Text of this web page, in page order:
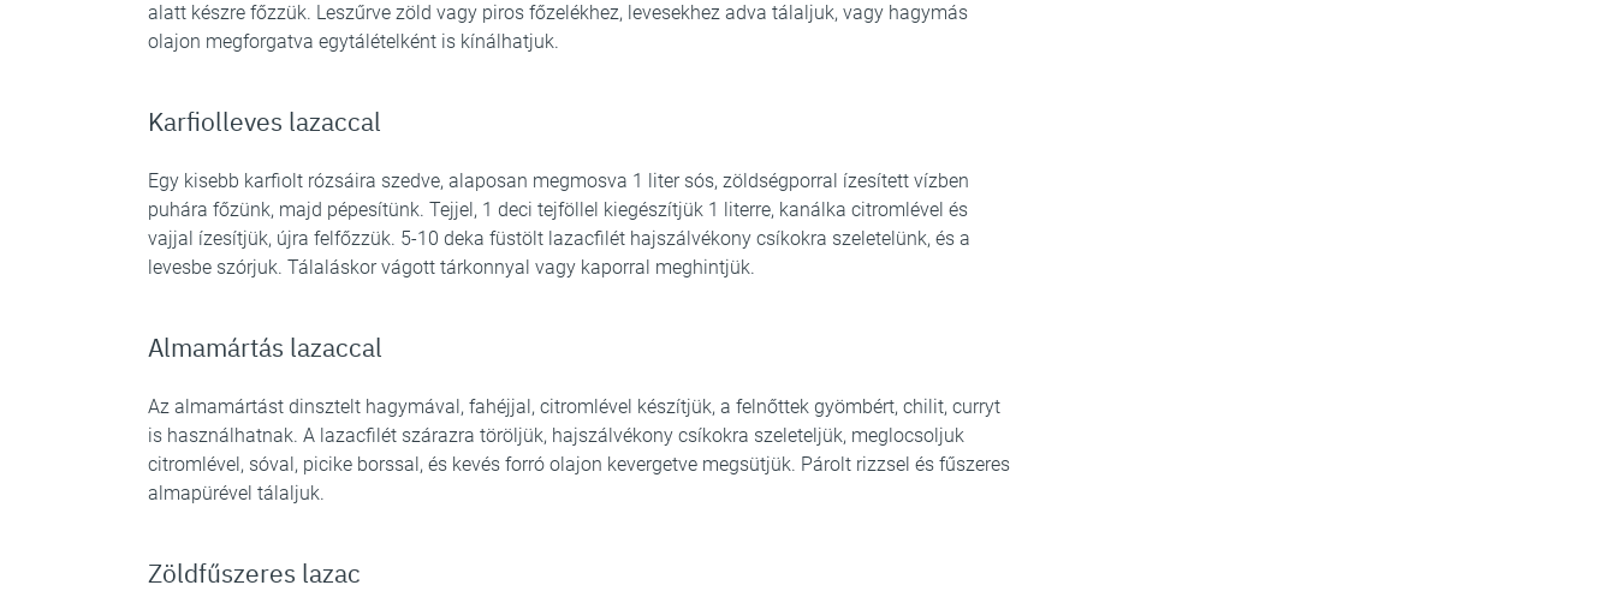
alatt készre főzzük. Leszűrve zöld vagy piros főzelékhez, levesekhez adva tálaljuk, vagy hagymás
olajon megforgatva egytálételként is kínálhatjuk.
Karfiolleves lazaccal
Egy kisebb karfiolt rózsáira szedve, alaposan megmosva 1 liter sós, zöldségporral ízesített vízben
puhára főzünk, majd pépesítünk. Tejjel, 1 deci tejföllel kiegészítjük 1 literre, kanálka citromlével és
vajjal ízesítjük, újra felfőzzük. 5-10 deka füstölt lazacfilét hajszálvékony csíkokra szeletelünk, és a
levesbe szórjuk. Tálaláskor vágott tárkonnyal vagy kaporral meghintjük.
Almamártás lazaccal
Az almamártást dinsztelt hagymával, fahéjjal, citromlével készítjük, a felnőttek gyömbért, chilit, curryt
is használhatnak. A lazacfilét szárazra töröljük, hajszálvékony csíkokra szeleteljük, meglocsoljuk
citromlével, sóval, picike borssal, és kevés forró olajon kevergetve megsütjük. Párolt rizzsel és fűszeres
almapürével tálaljuk.
Zöldfűszeres lazac